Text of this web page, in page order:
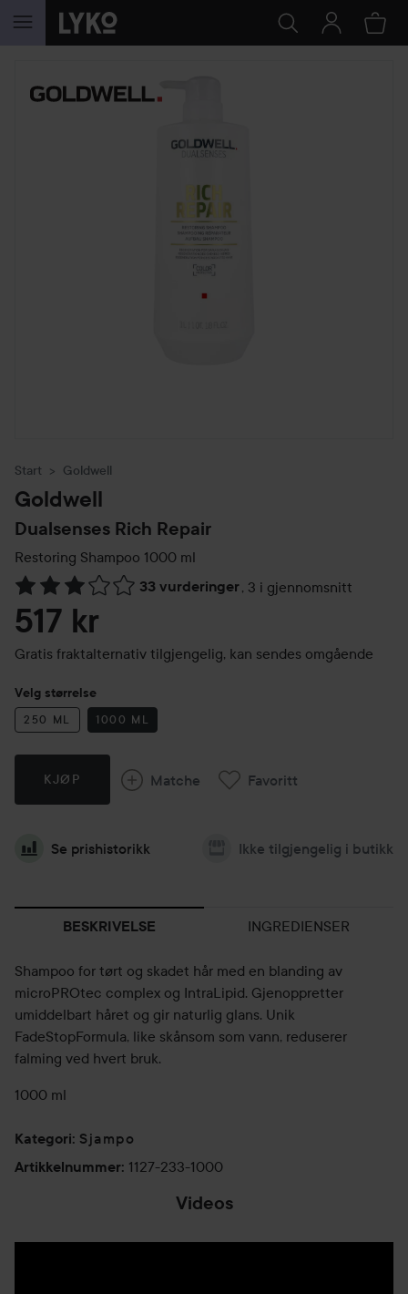
GÅ TIL INNHOLD
Start Goldwell
Goldwell
Dualsenses Rich Repair
Restoring Shampoo 1000 ml
33 vurderinger, 3 i gjennomsnitt
Gå til Vurderinger & anmeldelser
517 kr
Gratis fraktalternativ tilgjengelig, kan sendes omgående
Velg størrelse
250 ML 1000 ML
KJØP Matche Favoritt
Se prishistorikk Ikke tilgjengelig i butikk
BESKRIVELSE INGREDIENSER
Shampoo for tørt og skadet hår med en blanding av
microPROtec complex og IntraLipid. Gjenoppretter
umiddelbart håret og gir naturlig glans. Unik
FadeStopFormula, like skånsom som vann, reduserer
falming ved hvert bruk.
1000 ml
Kategori: Sjampo
Artikkelnummer: 1127-233-1000
Videos